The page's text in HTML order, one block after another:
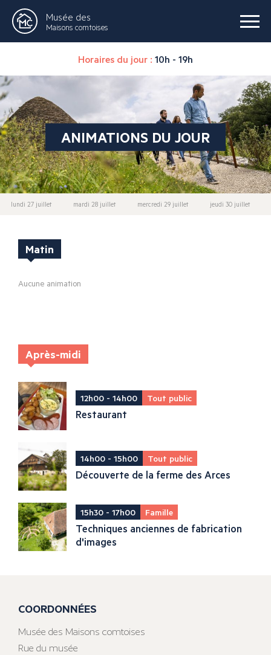
Musée des
Maisons comtoises
Horaires du jour : 10h - 19h
ANIMATIONS DU JOUR
lundi 27 juillet mardi 28 juillet mercredi 29 juillet jeudi 30 juillet
Matin
Aucune animation
Après-midi
12h00 - 14h00 Tout public
Restaurant
14h00 - 15h00 Tout public
Découverte de la ferme des Arces
15h30 - 17h00 Famille
Techniques anciennes de fabrication
d'images
COORDONNÉES
Musée des Maisons comtoises
Rue du musée